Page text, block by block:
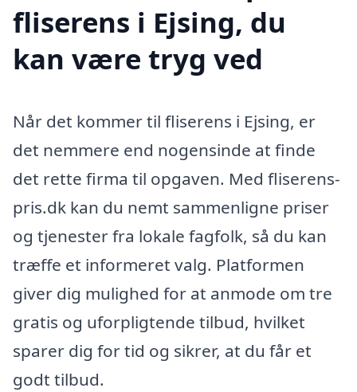
fliserens i Ejsing, du
kan være tryg ved
Når det kommer til fliserens i Ejsing, er
det nemmere end nogensinde at finde
det rette firma til opgaven. Med fliserens-
pris.dk kan du nemt sammenligne priser
og tjenester fra lokale fagfolk, så du kan
træffe et informeret valg. Platformen
giver dig mulighed for at anmode om tre
gratis og uforpligtende tilbud, hvilket
sparer dig for tid og sikrer, at du får et
godt tilbud.